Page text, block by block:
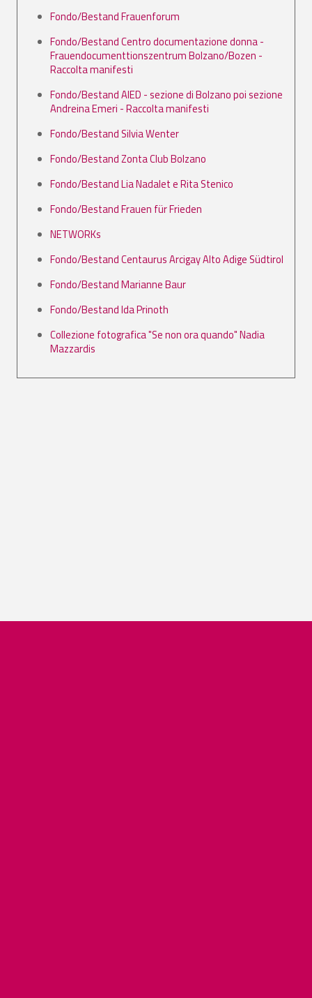
Fondo/Bestand Frauenforum
Fondo/Bestand Centro documentazione donna -
Frauendocumenttionszentrum Bolzano/Bozen -
Raccolta manifesti
Fondo/Bestand AIED - sezione di Bolzano poi sezione
Andreina Emeri - Raccolta manifesti
Fondo/Bestand Silvia Wenter
Fondo/Bestand Zonta Club Bolzano
Fondo/Bestand Lia Nadalet e Rita Stenico
Fondo/Bestand Frauen für Frieden
NETWORKs
Fondo/Bestand Centaurus Arcigay Alto Adige Südtirol
Fondo/Bestand Marianne Baur
Fondo/Bestand Ida Prinoth
Collezione fotografica "Se non ora quando" Nadia
Mazzardis